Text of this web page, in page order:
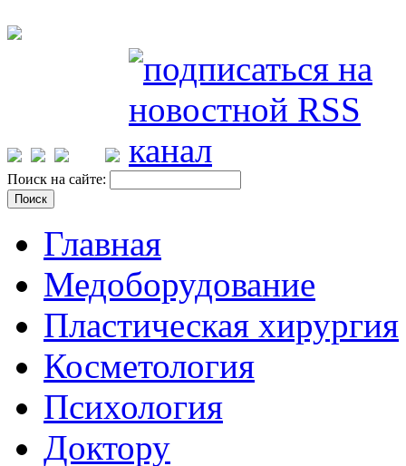
Поиск на сайте:
Главная
Медоборудование
Пластическая хирургия
Косметология
Психология
Доктору